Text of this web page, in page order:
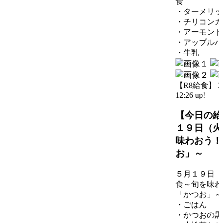
・ターメリ
・チリコン
・アーモン
・アップル
・牛乳
【R8給食】
12:26 up!
【今日の
１９日（
味わおう
お」～
５月１９日
食～旬を味
「かつお」
・ごはん
・かつおの